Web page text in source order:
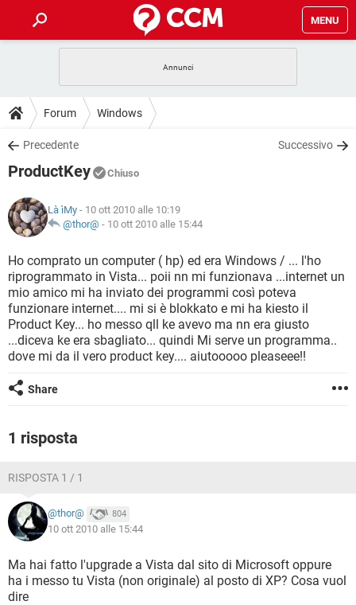
MENU
INTRATTENIMENTO
iOS
INSTAGRAM
TIKTOK
HARDWARE
GUIDE
COVID-19
INSTAGRAM
TIKTOK
HARDWARE
DOWNLOAD
COVID-19
INTRATTENIMENTO
iOS WINDOWS 10
WHATSAPP
TIKTOK FACEBOOK
HARDWARE
COVID-19
INTRATTENIMENTO
iOS WINDOWS 10
INSTAGRAM WHATSAPP
TIKTOK FACEBOOK
HARDWARE
GLOSSARIO
GAMING
INTRATTENIMENTO ANDROID
iOS WINDOWS 10
INSTAGRAM WHATSAPP
TIKTOK FACEBOOK
HARDWARE
Forum Windows
Precedente Successivo
ProductKey Chiuso
Là ìMy - 10 ott 2010 alle 10:19
@thor@ - 10 ott 2010 alle 15:44
Ho comprato un computer ( hp) ed era Windows / ... l'ho
riprogrammato in Vista... poii nn mi funzionava ...internet un
mio amico mi ha inviato dei programmi così poteva
funzionare internet.... mi si è blokkato e mi ha kiesto il
Product Key... ho messo qll ke avevo ma nn era giusto
...diceva ke era sbagliato... quindi Mi serve un programma..
dove mi da il vero product key.... aiutooooo pleaseee!!
Share
1 risposta
RISPOSTA 1 / 1
@thor@ 804
10 ott 2010 alle 15:44
Ma hai fatto l'upgrade a Vista dal sito di Microsoft oppure
ha i messo tu Vista (non originale) al posto di XP? Cosa vuol
dire